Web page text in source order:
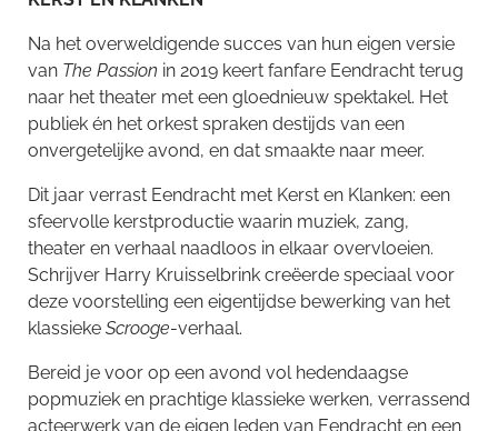
Na het overweldigende succes van hun eigen versie
van The Passion in 2019 keert fanfare Eendracht terug
naar het theater met een gloednieuw spektakel. Het
publiek én het orkest spraken destijds van een
onvergetelijke avond, en dat smaakte naar meer.
Dit jaar verrast Eendracht met Kerst en Klanken: een
sfeervolle kerstproductie waarin muziek, zang,
theater en verhaal naadloos in elkaar overvloeien.
Schrijver Harry Kruisselbrink creëerde speciaal voor
deze voorstelling een eigentijdse bewerking van het
klassieke Scrooge-verhaal.
Bereid je voor op een avond vol hedendaagse
popmuziek en prachtige klassieke werken, verrassend
acteerwerk van de eigen leden van Eendracht en een